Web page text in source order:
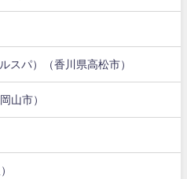
スパ）（香川県高松市）
山市）